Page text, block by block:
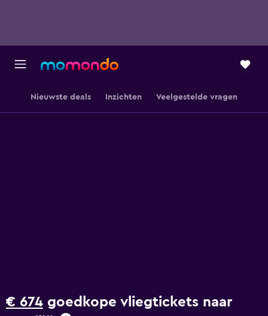
Nieuwste deals Inzichten Veelgestelde vragen
€ 674 goedkope vliegtickets naar